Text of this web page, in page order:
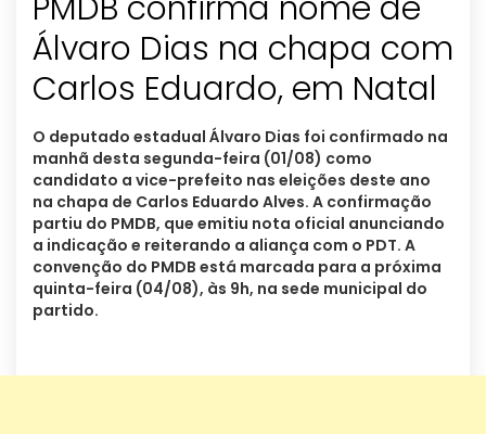
Álvaro Dias na chapa com
Carlos Eduardo, em Natal
O deputado estadual Álvaro Dias foi confirmado na
manhã desta segunda-feira (01/08) como
candidato a vice-prefeito nas eleições deste ano
na chapa de Carlos Eduardo Alves. A confirmação
partiu do PMDB, que emitiu nota oficial anunciando
a indicação e reiterando a aliança com o PDT. A
convenção do PMDB está marcada para a próxima
quinta-feira (04/08), às 9h, na sede municipal do
partido.